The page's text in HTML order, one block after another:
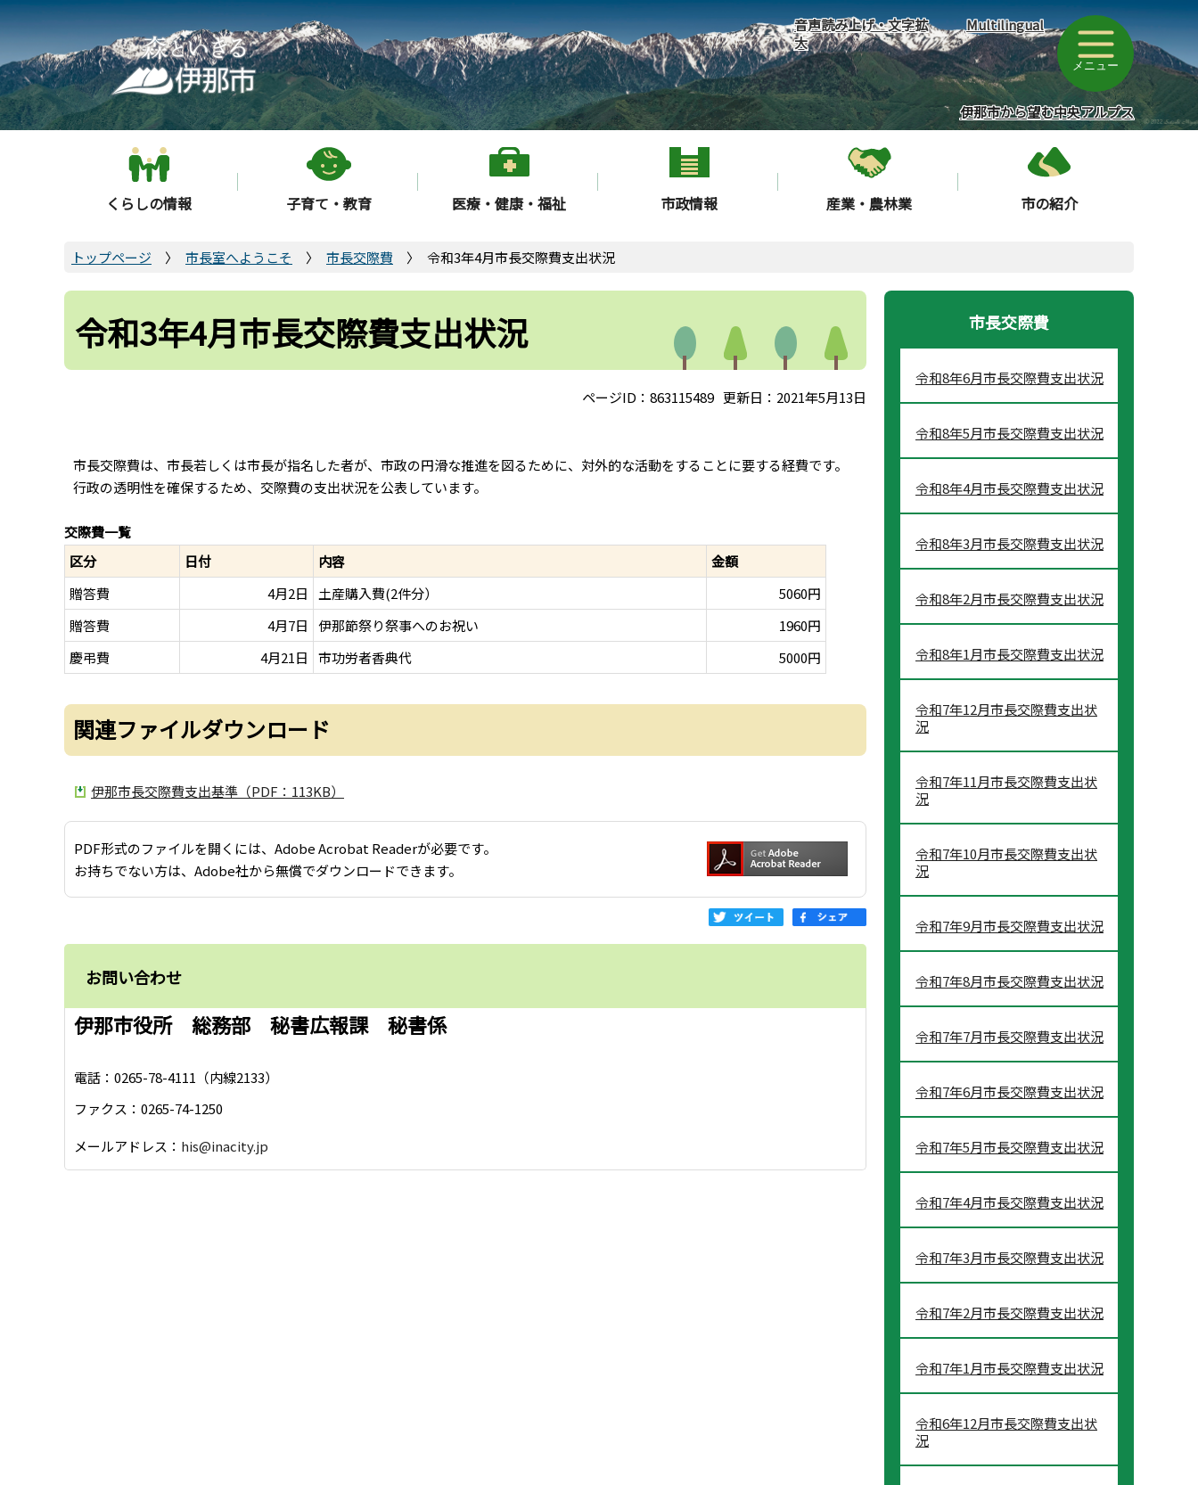
こ
の
ペ
ー
ジ
の
音声読み上げ・文字拡
大
Multilingual
メニュー
伊那市から望む中央アルプス
くらしの情報 子育て・教育 医療・健康・福祉 市政情報 産業・農林業 市の紹介
トップページ 市長室へようこそ 市長交際費 令和3年4月市長交際費支出状況
令和3年4月市長交際費支出状況
ページID：863115489 更新日：2021年5月13日
市長交際費は、市長若しくは市長が指名した者が、市政の円滑な推進を図るために、対外的な活動をすることに要する経費です。
行政の透明性を確保するため、交際費の支出状況を公表しています。
交際費一覧
区分
日付 内容
金額
贈答費
4月2日 土産購入費(2件分）
5060円
贈答費
4月7日 伊那節祭り祭事へのお祝い
1960円
慶弔費
4月21日 市功労者香典代 5000円
関連ファイルダウンロード
伊那市長交際費支出基準（PDF：113KB）
PDF形式のファイルを開くには、Adobe Acrobat Readerが必要です。
お持ちでない方は、Adobe社から無償でダウンロードできます。
お問い合わせ
伊那市役所 総務部 秘書広報課 秘書係
電話：0265-78-4111（内線2133）
ファクス：0265-74-1250
メールアドレス： his@inacity.jp
市長交際費
令和8年6月市長交際費支出状況
令和8年5月市長交際費支出状況
令和8年4月市長交際費支出状況
令和8年3月市長交際費支出状況
令和8年2月市長交際費支出状況
令和8年1月市長交際費支出状況
令和7年12月市長交際費支出状
況
令和7年11月市長交際費支出状
況
令和7年10月市長交際費支出状
況
令和7年9月市長交際費支出状況
令和7年8月市長交際費支出状況
令和7年7月市長交際費支出状況
令和7年6月市長交際費支出状況
令和7年5月市長交際費支出状況
令和7年4月市長交際費支出状況
令和7年3月市長交際費支出状況
令和7年2月市長交際費支出状況
令和7年1月市長交際費支出状況
令和6年12月市長交際費支出状
況